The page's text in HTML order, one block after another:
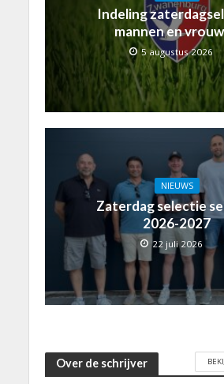
Indeling
mannen en
5 augustus 2026
NIEUWS
Zaterdag selectie
2026-2027
22 juli 2026
Over de schrijver